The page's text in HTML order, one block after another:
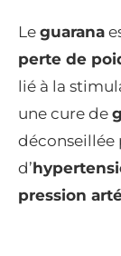
Le guarana
perte de
lié à la
une cure de
déconseillée
d’
pression